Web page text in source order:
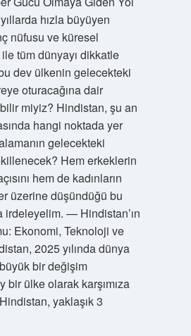
hızla büyüyen
nüfusu ve küresel
tüm dünyayı dikkatle
dev ülkenin gelecekteki
oturacağına dair
miyiz? Hindistan, şu an
hangi noktada yer
gelecekteki
Hem erkeklerin
hem de kadınların
üzerine düşündüğü bu
irdeleyelim. — Hindistan’ın
Ekonomi, Teknoloji ve
2025 yılında dünya
bir değişim
bir ülke olarak karşımıza
yaklaşık 3